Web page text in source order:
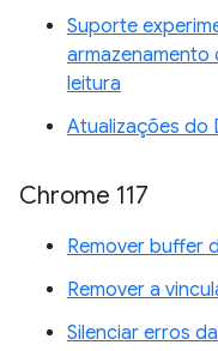
Suporte
armazenamento
leitura
Atualizações do
Chrome 117
Remover buffer
Remover a
Silenciar erros